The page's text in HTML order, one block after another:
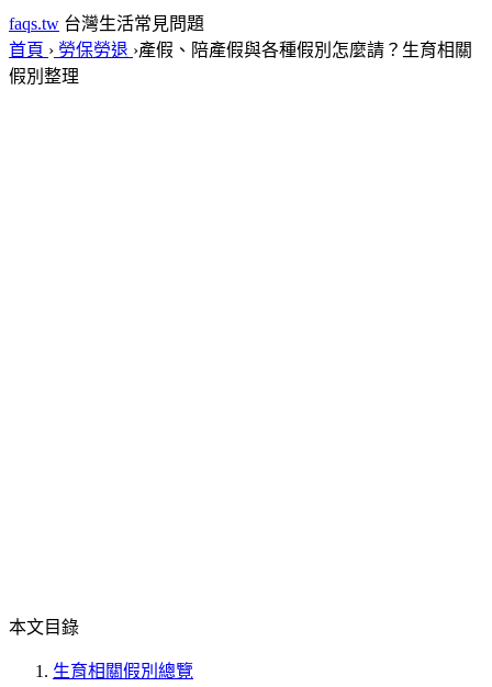
faqs.tw 台灣生活常見問題
首頁 › 勞保勞退 ›產假、陪產假與各種假別怎麼請？生育相關
假別整理
本文目錄
生育相關假別總覽